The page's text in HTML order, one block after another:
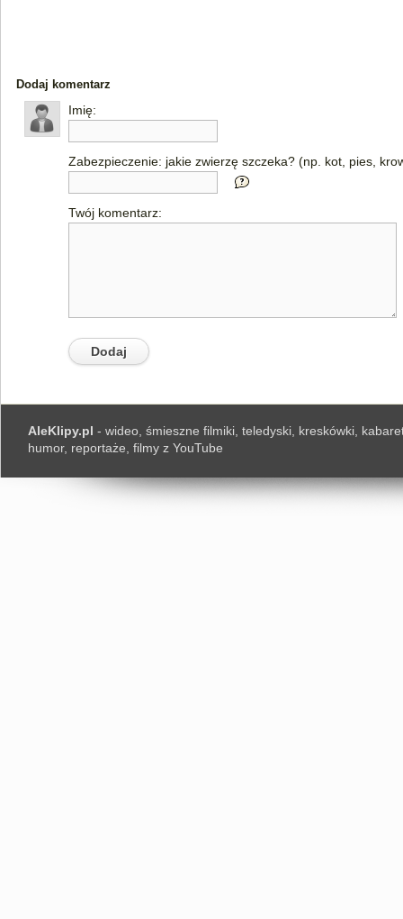
Dodaj komentarz
Imię:
Zabezpieczenie: jakie zwierzę szczeka? (np. kot, pies,
Twój komentarz:
AleKlipy.pl - wideo, śmieszne filmiki, teledyski, kreskówki,
humor, reportaże, filmy z YouTube